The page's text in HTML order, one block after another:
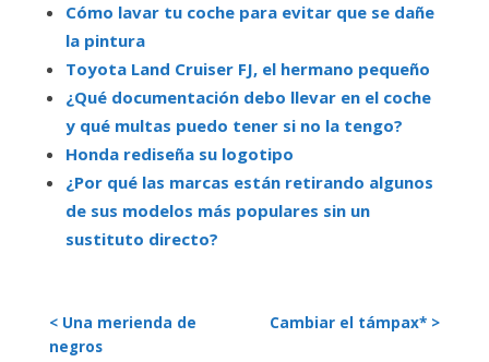
Cómo lavar tu coche para evitar que se dañe
la pintura
Toyota Land Cruiser FJ, el hermano pequeño
¿Qué documentación debo llevar en el coche
y qué multas puedo tener si no la tengo?
Honda rediseña su logotipo
¿Por qué las marcas están retirando algunos
de sus modelos más populares sin un
sustituto directo?
< Una merienda de
negros
Cambiar el támpax* >